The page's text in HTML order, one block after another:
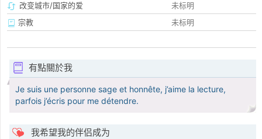
改变城市/国家的爱
未标明
宗教
未标明
有點關於我
Je suis une personne sage et honnête, j’aime la lecture,
parfois j’écris pour me détendre.
我希望我的伴侣成为